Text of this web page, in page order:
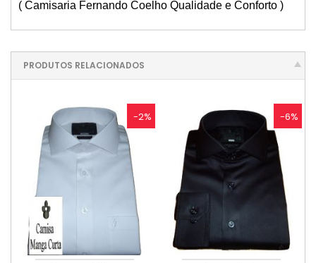
( Camisaria Fernando Coelho Qualidade e Conforto )
PRODUTOS RELACIONADOS
-2% -6%